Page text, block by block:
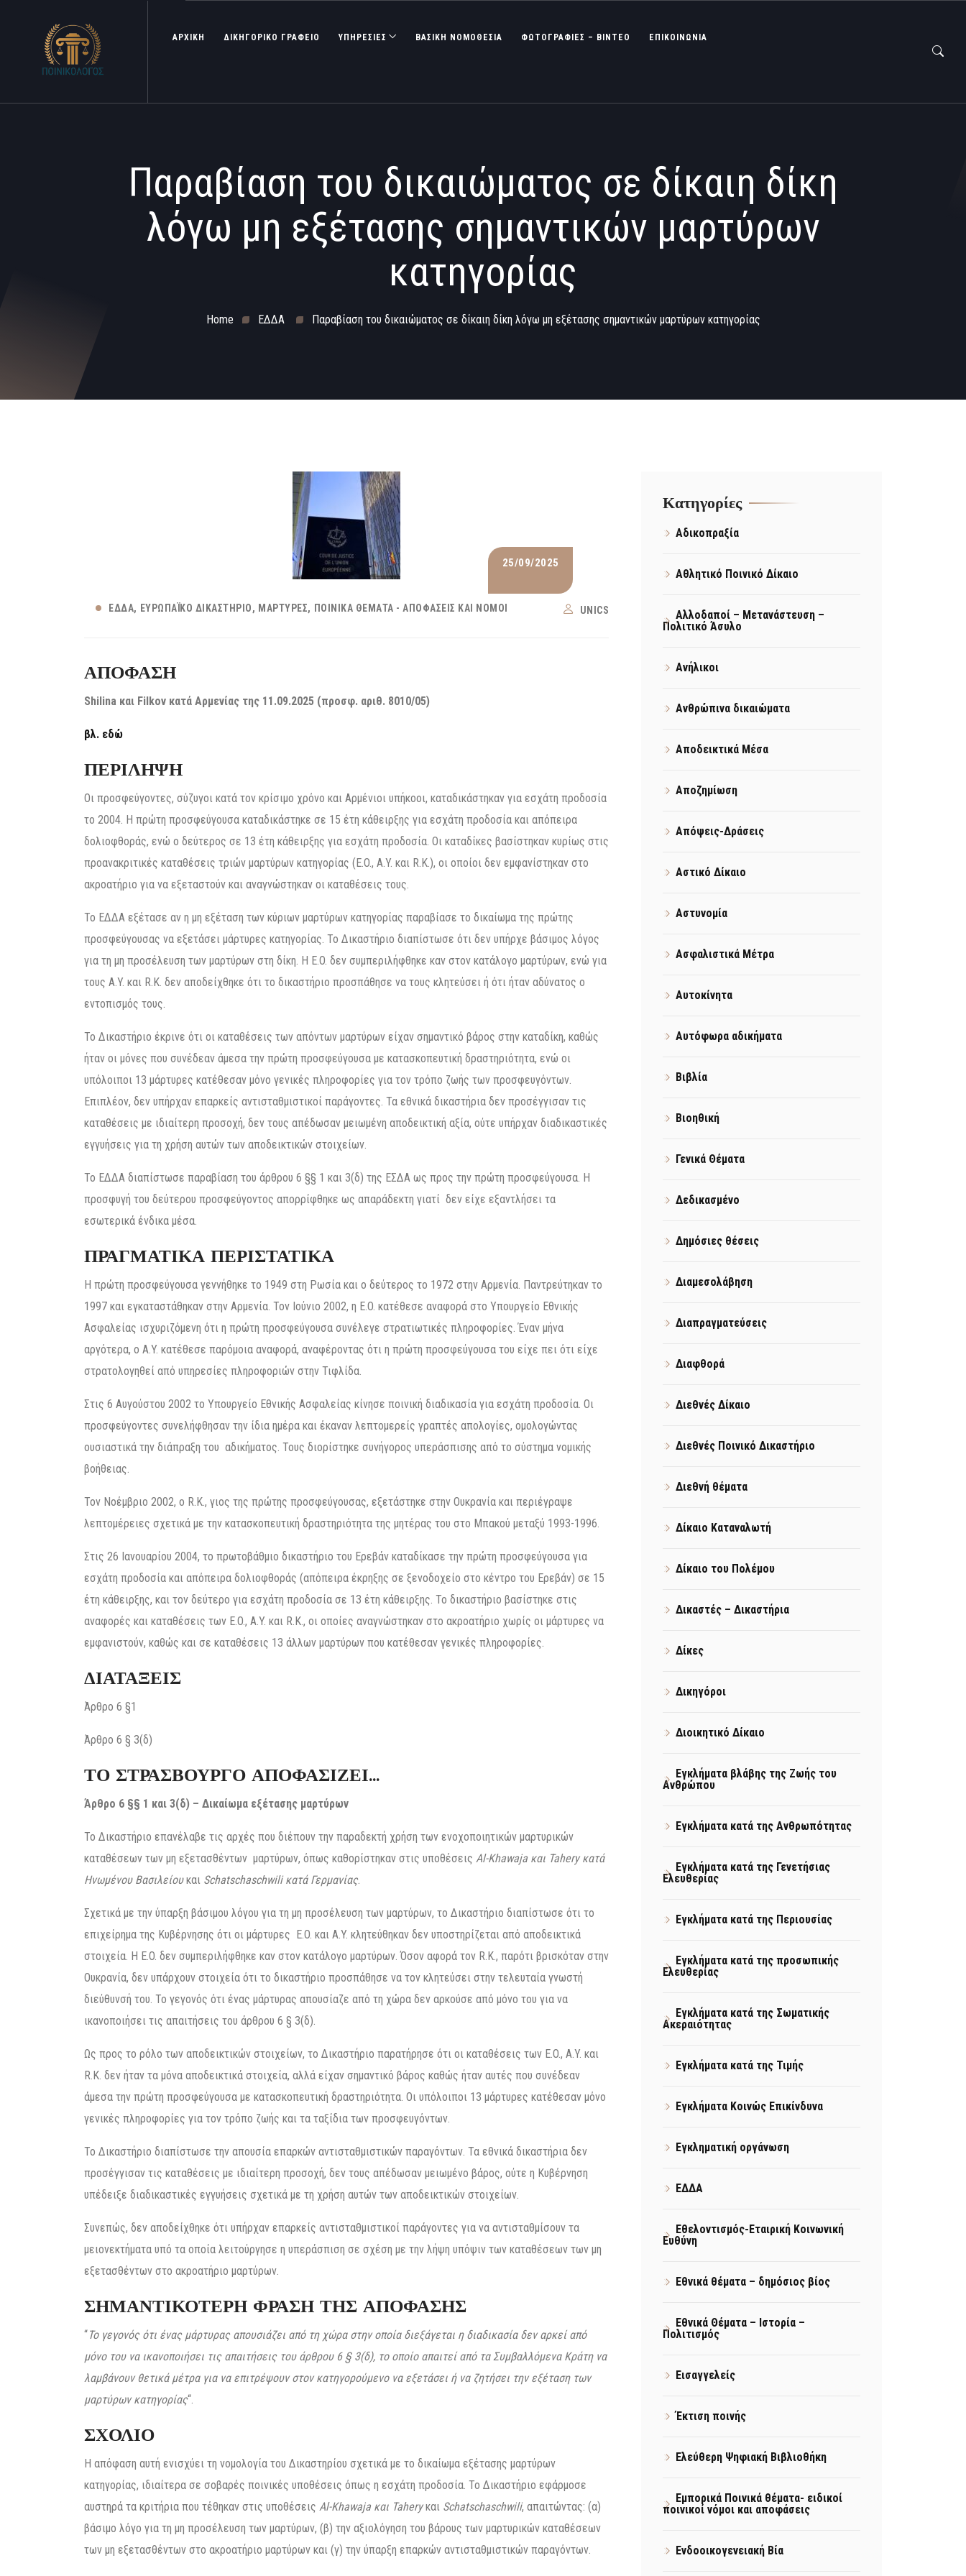
ΑΡΧΙΚΗ ΔΙΚΗΓΟΡΙΚΟ ΓΡΑΦΕΙΟ ΥΠΗΡΕΣΙΕΣ ΒΑΣΙΚΉ ΝΟΜΟΘΕΣΊΑ ΦΩΤΟΓΡΑΦΊΕΣ – ΒΊΝΤΕΟ ΕΠΙΚΟΙΝΩΝΙΑ
Παραβίαση του δικαιώματος σε δίκαιη δίκη
λόγω μη εξέτασης σημαντικών μαρτύρων
κατηγορίας
Home ΕΔΔΑ Παραβίαση του δικαιώματος σε δίκαιη δίκη λόγω μη εξέτασης σημαντικών μαρτύρων κατηγορίας
25/09/2025
ΕΔΔΑ ΕΥΡΩΠΑΪΚΌ ΔΙΚΑΣΤΉΡΙΟ ΜΆΡΤΥΡΕΣ ΠΟΙΝΙΚΆ ΘΈΜΑΤΑ - ΑΠΟΦΆΣΕΙΣ ΚΑΙ ΝΌΜΟΙ UNICS
ΑΠΟΦΑΣΗ
Shilina και Filkov κατά Αρμενίας της 11.09.2025 (προσφ. αριθ. 8010/05)
βλ. εδώ
ΠΕΡΙΛΗΨΗ
Οι προσφεύγοντες, σύζυγοι κατά τον κρίσιμο χρόνο και Αρμένιοι υπήκοοι, καταδικάστηκαν για εσχάτη προδοσία
το 2004. Η πρώτη προσφεύγουσα καταδικάστηκε σε 15 έτη κάθειρξης για εσχάτη προδοσία και απόπειρα
δολιοφθοράς, ενώ ο δεύτερος σε 13 έτη κάθειρξης για εσχάτη προδοσία. Οι καταδίκες βασίστηκαν κυρίως στις
προανακριτικές καταθέσεις τριών μαρτύρων κατηγορίας (E.O., A.Y. και R.K.), οι οποίοι δεν εμφανίστηκαν στο
ακροατήριο για να εξεταστούν και αναγνώστηκαν οι καταθέσεις τους.
Το ΕΔΔΑ εξέτασε αν η μη εξέταση των κύριων μαρτύρων κατηγορίας παραβίασε το δικαίωμα της πρώτης
προσφεύγουσας να εξετάσει μάρτυρες κατηγορίας. Το Δικαστήριο διαπίστωσε ότι δεν υπήρχε βάσιμος λόγος
για τη μη προσέλευση των μαρτύρων στη δίκη. Η E.O. δεν συμπεριλήφθηκε καν στον κατάλογο μαρτύρων, ενώ για
τους A.Y. και R.K. δεν αποδείχθηκε ότι το δικαστήριο προσπάθησε να τους κλητεύσει ή ότι ήταν αδύνατος ο
εντοπισμός τους.
Το Δικαστήριο έκρινε ότι οι καταθέσεις των απόντων μαρτύρων είχαν σημαντικό βάρος στην καταδίκη, καθώς
ήταν οι μόνες που συνέδεαν άμεσα την πρώτη προσφεύγουσα με κατασκοπευτική δραστηριότητα, ενώ οι
υπόλοιποι 13 μάρτυρες κατέθεσαν μόνο γενικές πληροφορίες για τον τρόπο ζωής των προσφευγόντων.
Επιπλέον, δεν υπήρχαν επαρκείς αντισταθμιστικοί παράγοντες. Τα εθνικά δικαστήρια δεν προσέγγισαν τις
καταθέσεις με ιδιαίτερη προσοχή, δεν τους απέδωσαν μειωμένη αποδεικτική αξία, ούτε υπήρχαν διαδικαστικές
εγγυήσεις για τη χρήση αυτών των αποδεικτικών στοιχείων.
Το ΕΔΔΑ διαπίστωσε παραβίαση του άρθρου 6 §§ 1 και 3(δ) της ΕΣΔΑ ως προς την πρώτη προσφεύγουσα. Η
προσφυγή του δεύτερου προσφεύγοντος απορρίφθηκε ως απαράδεκτη γιατί δεν είχε εξαντλήσει τα
εσωτερικά ένδικα μέσα.
ΠΡΑΓΜΑΤΙΚΑ ΠΕΡΙΣΤΑΤΙΚΑ
Η πρώτη προσφεύγουσα γεννήθηκε το 1949 στη Ρωσία και ο δεύτερος το 1972 στην Αρμενία. Παντρεύτηκαν το
1997 και εγκαταστάθηκαν στην Αρμενία. Τον Ιούνιο 2002, η E.O. κατέθεσε αναφορά στο Υπουργείο Εθνικής
Ασφαλείας ισχυριζόμενη ότι η πρώτη προσφεύγουσα συνέλεγε στρατιωτικές πληροφορίες. Έναν μήνα
αργότερα, ο A.Y. κατέθεσε παρόμοια αναφορά, αναφέροντας ότι η πρώτη προσφεύγουσα του είχε πει ότι είχε
στρατολογηθεί από υπηρεσίες πληροφοριών στην Τιφλίδα.
Στις 6 Αυγούστου 2002 το Υπουργείο Εθνικής Ασφαλείας κίνησε ποινική διαδικασία για εσχάτη προδοσία. Οι
προσφεύγοντες συνελήφθησαν την ίδια ημέρα και έκαναν λεπτομερείς γραπτές απολογίες, ομολογώντας
ουσιαστικά την διάπραξη του αδικήματος. Τους διορίστηκε συνήγορος υπεράσπισης από το σύστημα νομικής
βοήθειας.
Τον Νοέμβριο 2002, ο R.K., γιος της πρώτης προσφεύγουσας, εξετάστηκε στην Ουκρανία και περιέγραψε
λεπτομέρειες σχετικά με την κατασκοπευτική δραστηριότητα της μητέρας του στο Μπακού μεταξύ 1993-1996.
Στις 26 Ιανουαρίου 2004, το πρωτοβάθμιο δικαστήριο του Ερεβάν καταδίκασε την πρώτη προσφεύγουσα για
εσχάτη προδοσία και απόπειρα δολιοφθοράς (απόπειρα έκρηξης σε ξενοδοχείο στο κέντρο του Ερεβάν) σε 15
έτη κάθειρξης, και τον δεύτερο για εσχάτη προδοσία σε 13 έτη κάθειρξης. Το δικαστήριο βασίστηκε στις
αναφορές και καταθέσεις των E.O., A.Y. και R.K., οι οποίες αναγνώστηκαν στο ακροατήριο χωρίς οι μάρτυρες να
εμφανιστούν, καθώς και σε καταθέσεις 13 άλλων μαρτύρων που κατέθεσαν γενικές πληροφορίες.
ΔΙΑΤΑΞΕΙΣ
Άρθρο 6 §1
Άρθρο 6 § 3(δ)
ΤΟ ΣΤΡΑΣΒΟΥΡΓΟ ΑΠΟΦΑΣΙΖΕΙ…
Άρθρο 6 §§ 1 και 3(δ) – Δικαίωμα εξέτασης μαρτύρων
Το Δικαστήριο επανέλαβε τις αρχές που διέπουν την παραδεκτή χρήση των ενοχοποιητικών μαρτυρικών
καταθέσεων των μη εξετασθέντων μαρτύρων, όπως καθορίστηκαν στις υποθέσεις Al-Khawaja και Tahery κατά
Ηνωμένου Βασιλείουκαι Schatschaschwili κατά Γερμανίας.
Σχετικά με την ύπαρξη βάσιμου λόγου για τη μη προσέλευση των μαρτύρων, το Δικαστήριο διαπίστωσε ότι το
επιχείρημα της Κυβέρνησης ότι οι μάρτυρες E.O. και A.Y. κλητεύθηκαν δεν υποστηρίζεται από αποδεικτικά
στοιχεία. Η E.O. δεν συμπεριλήφθηκε καν στον κατάλογο μαρτύρων. Όσον αφορά τον R.K., παρότι βρισκόταν στην
Ουκρανία, δεν υπάρχουν στοιχεία ότι το δικαστήριο προσπάθησε να τον κλητεύσει στην τελευταία γνωστή
διεύθυνσή του. Το γεγονός ότι ένας μάρτυρας απουσίαζε από τη χώρα δεν αρκούσε από μόνο του για να
ικανοποιήσει τις απαιτήσεις του άρθρου 6 § 3(δ).
Ως προς το ρόλο των αποδεικτικών στοιχείων, το Δικαστήριο παρατήρησε ότι οι καταθέσεις των E.O., A.Y. και
R.K. δεν ήταν τα μόνα αποδεικτικά στοιχεία, αλλά είχαν σημαντικό βάρος καθώς ήταν αυτές που συνέδεαν
άμεσα την πρώτη προσφεύγουσα με κατασκοπευτική δραστηριότητα. Οι υπόλοιποι 13 μάρτυρες κατέθεσαν μόνο
γενικές πληροφορίες για τον τρόπο ζωής και τα ταξίδια των προσφευγόντων.
Το Δικαστήριο διαπίστωσε την απουσία επαρκών αντισταθμιστικών παραγόντων. Τα εθνικά δικαστήρια δεν
προσέγγισαν τις καταθέσεις με ιδιαίτερη προσοχή, δεν τους απέδωσαν μειωμένο βάρος, ούτε η Κυβέρνηση
υπέδειξε διαδικαστικές εγγυήσεις σχετικά με τη χρήση αυτών των αποδεικτικών στοιχείων.
Συνεπώς, δεν αποδείχθηκε ότι υπήρχαν επαρκείς αντισταθμιστικοί παράγοντες για να αντισταθμίσουν τα
μειονεκτήματα υπό τα οποία λειτούργησε η υπεράσπιση σε σχέση με την λήψη υπόψιν των καταθέσεων των μη
εξετασθέντων στο ακροατήριο μαρτύρων.
ΣΗΜΑΝΤΙΚΟΤΕΡΗ ΦΡΑΣΗ ΤΗΣ ΑΠΟΦΑΣΗΣ
“Το γεγονός ότι ένας μάρτυρας απουσιάζει από τη χώρα στην οποία διεξάγεται η διαδικασία δεν αρκεί από
μόνο του να ικανοποιήσει τις απαιτήσεις του άρθρου 6 § 3(δ), το οποίο απαιτεί από τα Συμβαλλόμενα Κράτη να
λαμβάνουν θετικά μέτρα για να επιτρέψουν στον κατηγορούμενο να εξετάσει ή να ζητήσει την εξέταση των
μαρτύρων κατηγορίας“.
ΣΧΟΛΙΟ
Η απόφαση αυτή ενισχύει τη νομολογία του Δικαστηρίου σχετικά με το δικαίωμα εξέτασης μαρτύρων
κατηγορίας, ιδιαίτερα σε σοβαρές ποινικές υποθέσεις όπως η εσχάτη προδοσία. Το Δικαστήριο εφάρμοσε
αυστηρά τα κριτήρια που τέθηκαν στις υποθέσεις Al-Khawaja και Taheryκαι Schatschaschwili, απαιτώντας: (α)
βάσιμο λόγο για τη μη προσέλευση των μαρτύρων, (β) την αξιολόγηση του βάρους των μαρτυρικών καταθέσεων
των μη εξετασθέντων στο ακροατήριο μαρτύρων και (γ) την ύπαρξη επαρκών αντισταθμιστικών παραγόντων.
Kατηγορίες
Αδικοπραξία
Αθλητικό Ποινικό Δίκαιο
Αλλοδαποί – Μετανάστευση –
Πολιτικό Άσυλο
Ανήλικοι
Ανθρώπινα δικαιώματα
Αποδεικτικά Μέσα
Αποζημίωση
Απόψεις-Δράσεις
Αστικό Δίκαιο
Αστυνομία
Ασφαλιστικά Μέτρα
Αυτοκίνητα
Αυτόφωρα αδικήματα
Βιβλία
Βιοηθική
Γενικά Θέματα
Δεδικασμένο
Δημόσιες θέσεις
Διαμεσολάβηση
Διαπραγματεύσεις
Διαφθορά
Διεθνές Δίκαιο
Διεθνές Ποινικό Δικαστήριο
Διεθνή θέματα
Δίκαιο Καταναλωτή
Δίκαιο του Πολέμου
Δικαστές – Δικαστήρια
Δίκες
Δικηγόροι
Διοικητικό Δίκαιο
Εγκλήματα βλάβης της Ζωής του
Ανθρώπου
Εγκλήματα κατά της Ανθρωπότητας
Εγκλήματα κατά της Γενετήσιας
Ελευθερίας
Εγκλήματα κατά της Περιουσίας
Εγκλήματα κατά της προσωπικής
Ελευθερίας
Εγκλήματα κατά της Σωματικής
Ακεραιότητας
Εγκλήματα κατά της Τιμής
Εγκλήματα Κοινώς Επικίνδυνα
Εγκληματική οργάνωση
ΕΔΔΑ
Εθελοντισμός-Εταιρική Κοινωνική
Ευθύνη
Εθνικά θέματα – δημόσιος βίος
Εθνικά Θέματα – Ιστορία –
Πολιτισμός
Εισαγγελείς
Έκτιση ποινής
Ελεύθερη Ψηφιακή Βιβλιοθήκη
Εμπορικά Ποινικά θέματα- ειδικοί
ποινικοί νόμοι και αποφάσεις
Ενδοοικογενειακή Βία